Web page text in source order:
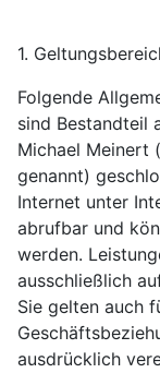
1.
Folgende
sind Bestandteil
Michael Meinert
genannt)
Internet unter
abrufbar und
werden.
ausschließlich
Sie gelten auch
ausdrücklich